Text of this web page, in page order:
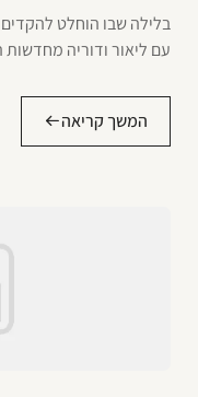
בלילה שבו הוחלט
עם ליאור ודוריה
המשך קריאה